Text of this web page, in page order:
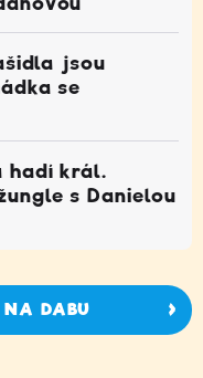
jsou
se
hadí král.
s Danielou
DABU